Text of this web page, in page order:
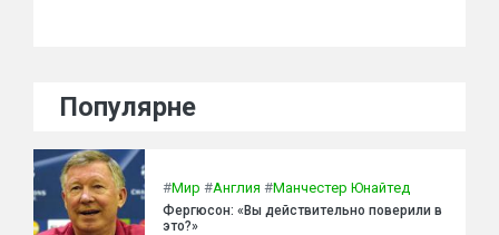
Популярне
#Мир #Англия #Манчестер Юнайтед
Фергюсон: «Вы действительно поверили в
это?»